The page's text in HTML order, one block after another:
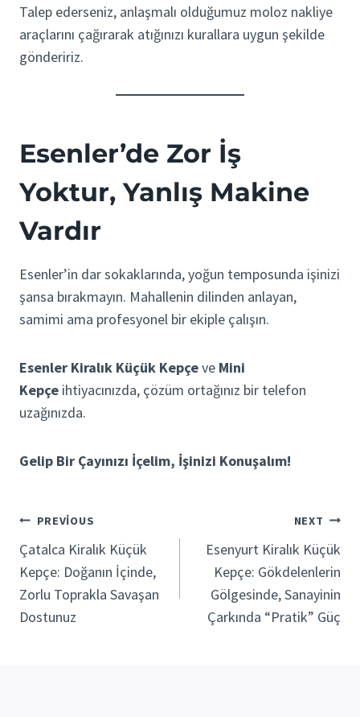
Talep ederseniz, anlaşmalı olduğumuz moloz nakliye
araçlarını çağırarak atığınızı kurallara uygun şekilde
göndeririz.
Esenler’de Zor İş
Yoktur, Yanlış Makine
Vardır
Esenler’in dar sokaklarında, yoğun temposunda işinizi
şansa bırakmayın. Mahallenin dilinden anlayan,
samimi ama profesyonel bir ekiple çalışın.
Esenler Kiralık Küçük Kepçeve Mini
Kepçe ihtiyacınızda, çözüm ortağınız bir telefon
uzağınızda.
Gelip Bir Çayınızı İçelim, İşinizi Konuşalım!
Yazı
gezinmesi
PREVIOUS
Çatalca Kiralık Küçük
Kepçe: Doğanın İçinde,
Zorlu Toprakla Savaşan
Dostunuz
NEXT
Esenyurt Kiralık Küçük
Kepçe: Gökdelenlerin
Gölgesinde, Sanayinin
Çarkında “Pratik” Güç